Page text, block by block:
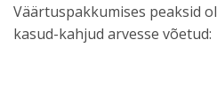
Väärtuspakkumises peaksid
kasud-kahjud arvesse võetud: